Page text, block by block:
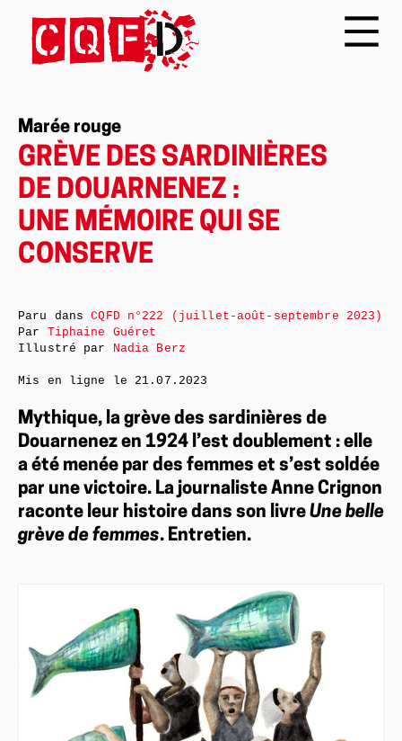
Marée rouge
GRÈVE DES SARDINIÈRES
DE DOUARNENEZ :
UNE MÉMOIRE QUI SE
CONSERVE
Mythique, la grève des sardinières de
Douarnenez en 1924 l’est doublement : elle
a été menée par des femmes et s’est soldée
par une victoire. La journaliste Anne Crignon
raconte leur histoire dans son livre Une belle
grève de femmes. Entretien.
Paru dansCQFD n°222 (juillet-août-septembre 2023)
Par Tiphaine Guéret
Illustré par Nadia Berz
Mis en ligne le 21.07.2023